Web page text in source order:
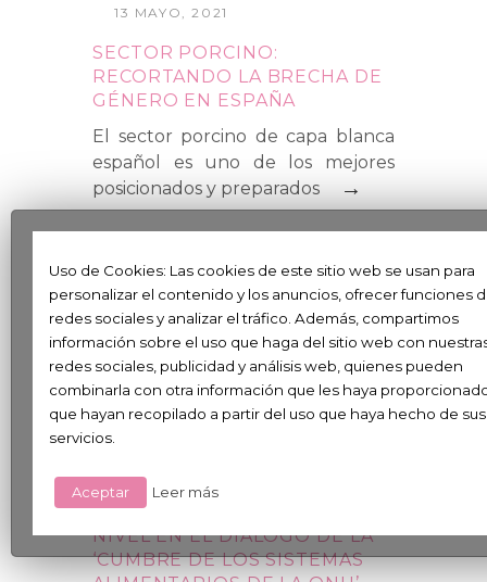
13 MAYO, 2021
SECTOR PORCINO:
RECORTANDO LA BRECHA DE
GÉNERO EN ESPAÑA
El sector porcino de capa blanca
español es uno de los mejores
posicionados y preparados
→
PRENSA
JAVIER SIERRA Y JUAN
PRIETO, PONENTES DE ALTO
NIVEL EN EL DIÁLOGO DE LA
‘CUMBRE DE LOS SISTEMAS
Uso de Cookies: Las cookies de este sitio web se usan para
personalizar el contenido y los anuncios, ofrecer funciones
redes sociales y analizar el tráfico. Además, compartimos
información sobre el uso que haga del sitio web con
redes sociales, publicidad y análisis web, quienes pueden
combinarla con otra información que les haya
que hayan recopilado a partir del uso que haya hecho de sus
servicios.
Aceptar Leer más